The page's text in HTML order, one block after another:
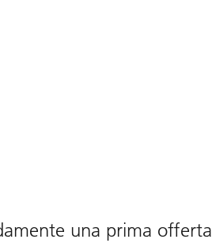
una prima offerta